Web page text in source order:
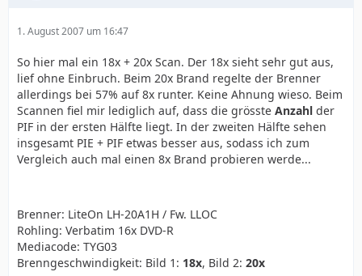
1. August 2007 um 16:47
So hier mal ein 18x + 20x Scan. Der 18x sieht sehr gut aus,
lief ohne Einbruch. Beim 20x Brand regelte der Brenner
allerdings bei 57% auf 8x runter. Keine Ahnung wieso. Beim
Scannen fiel mir lediglich auf, dass die grösste Anzahl der
PIF in der ersten Hälfte liegt. In der zweiten Hälfte sehen
insgesamt PIE + PIF etwas besser aus, sodass ich zum
Vergleich auch mal einen 8x Brand probieren werde...
Brenner: LiteOn LH-20A1H / Fw. LLOC
Rohling: Verbatim 16x DVD-R
Mediacode: TYG03
Brenngeschwindigkeit: Bild 1: 18x, Bild 2: 20x